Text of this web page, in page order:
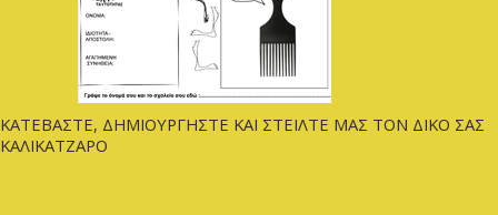
ΚΑΤΕΒΑΣΤΕ, ΔΗΜΙΟΥΡΓΗΣΤΕ ΚΑΙ ΣΤΕΙΛΤΕ ΜΑΣ ΤΟΝ ΔΙΚΟ ΣΑΣ
ΚΑΛΙΚΑΤΖΑΡΟ